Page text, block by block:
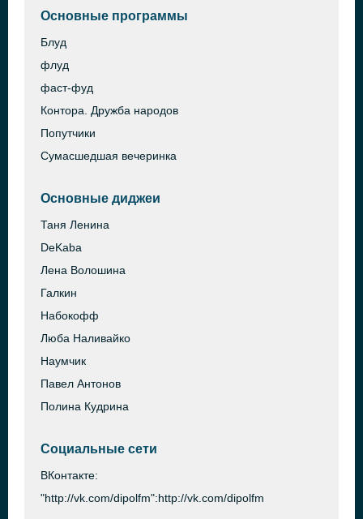
Основные программы
Блуд
флуд
фаст-фуд
Контора. Дружба народов
Попутчики
Сумасшедшая вечеринка
Основные диджеи
Таня Ленина
DeKaba
Лена Волошина
Галкин
Набокофф
Люба Наливайко
Наумчик
Павел Антонов
Полина Кудрина
Социальные сети
ВКонтакте:
"http://vk.com/dipolfm":http://vk.com/dipolfm